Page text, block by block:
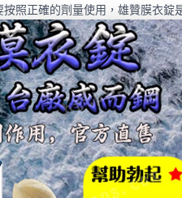
照正確的劑量使用，雄贊膜衣錠